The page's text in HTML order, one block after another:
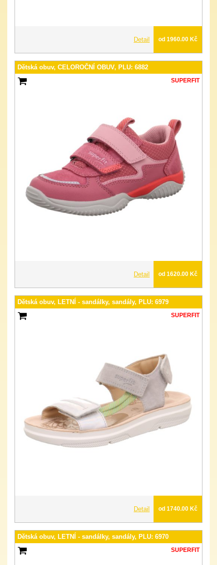
Detail od 1960.00 Kč
Dětská obuv, CELOROČNÍ OBUV, PLU: 6882
SUPERFIT
Detail od 1620.00 Kč
Dětská obuv, LETNÍ - sandálky, sandály, PLU: 6979
SUPERFIT
Detail od 1740.00 Kč
Dětská obuv, LETNÍ - sandálky, sandály, PLU: 6970
SUPERFIT